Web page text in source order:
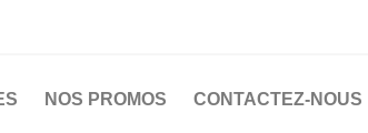
NOS PROMOS CONTACTEZ-NOUS